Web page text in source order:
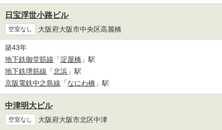
日宝浮世小路ビル
空室なし 大阪府大阪市中央区高麗橋
築43年
地下鉄御堂筋線 「淀屋橋 」駅
地下鉄堺筋線 「北浜 」駅
京阪電鉄中之島線 「なにわ橋 」駅
中津明大ビル
空室なし 大阪府大阪市北区中津